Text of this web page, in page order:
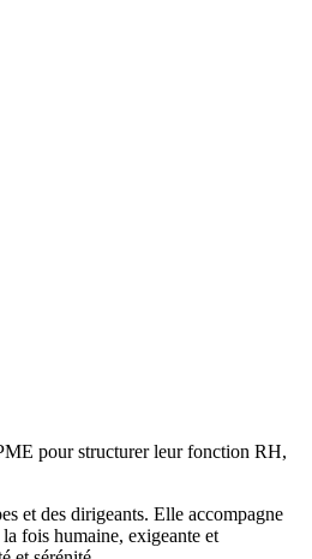
pour structurer leur fonction RH,
et des dirigeants. Elle accompagne
fois humaine, exigeante et